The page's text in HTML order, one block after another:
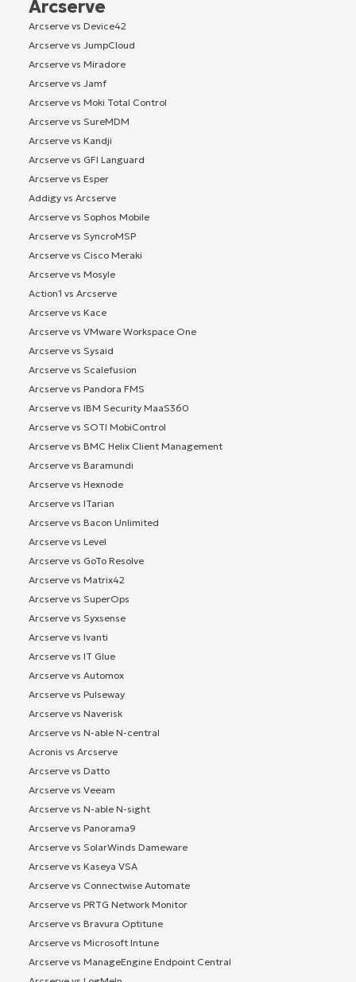
Arcserve
Arcserve vs Device42
Arcserve vs JumpCloud
Arcserve vs Miradore
Arcserve vs Jamf
Arcserve vs Moki Total Control
Arcserve vs SureMDM
Arcserve vs Kandji
Arcserve vs GFI Languard
Arcserve vs Esper
Addigy vs Arcserve
Arcserve vs Sophos Mobile
Arcserve vs SyncroMSP
Arcserve vs Cisco Meraki
Arcserve vs Mosyle
Action1 vs Arcserve
Arcserve vs Kace
Arcserve vs VMware Workspace One
Arcserve vs Sysaid
Arcserve vs Scalefusion
Arcserve vs Pandora FMS
Arcserve vs IBM Security MaaS360
Arcserve vs SOTI MobiControl
Arcserve vs BMC Helix Client Management
Arcserve vs Baramundi
Arcserve vs Hexnode
Arcserve vs ITarian
Arcserve vs Bacon Unlimited
Arcserve vs Level
Arcserve vs GoTo Resolve
Arcserve vs Matrix42
Arcserve vs SuperOps
Arcserve vs Syxsense
Arcserve vs Ivanti
Arcserve vs IT Glue
Arcserve vs Automox
Arcserve vs Pulseway
Arcserve vs Naverisk
Arcserve vs N-able N-central
Acronis vs Arcserve
Arcserve vs Datto
Arcserve vs Veeam
Arcserve vs N-able N-sight
Arcserve vs Panorama9
Arcserve vs SolarWinds Dameware
Arcserve vs Kaseya VSA
Arcserve vs Connectwise Automate
Arcserve vs PRTG Network Monitor
Arcserve vs Bravura Optitune
Arcserve vs Microsoft Intune
Arcserve vs ManageEngine Endpoint Central